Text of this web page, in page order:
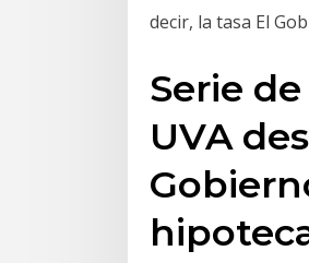
decir, la tasa El
Serie
UVA